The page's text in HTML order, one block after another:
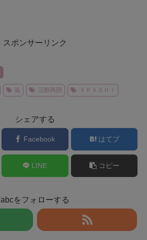
スポンサーリンク
嵐 活動再開 ＡＲＡＳＨＩ
シェアする
Facebook はてブ
LINE コピー
abcをフォローする